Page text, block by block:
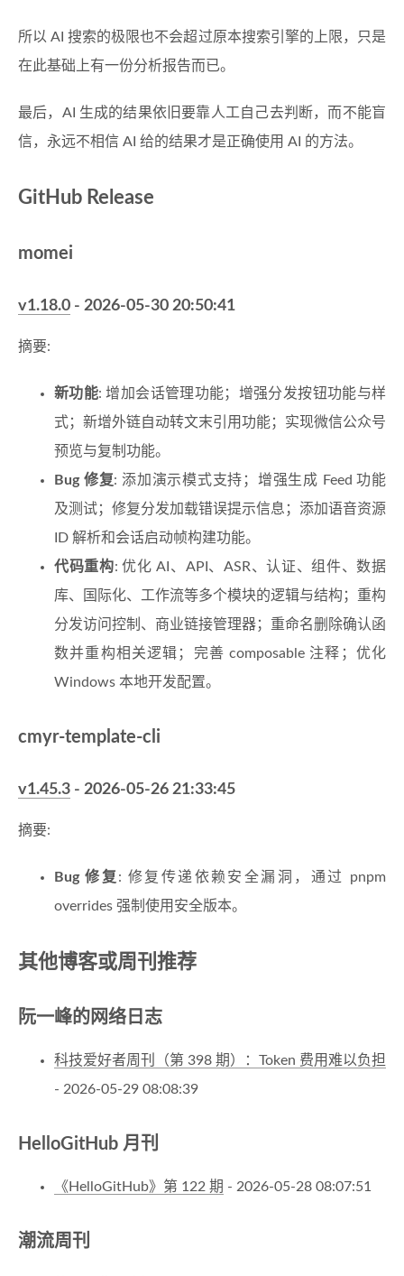
所以 AI 搜索的极限也不会超过原本搜索引擎的上限，只是
在此基础上有一份分析报告而已。
最后，AI 生成的结果依旧要靠人工自己去判断，而不能盲
信，永远不相信 AI 给的结果才是正确使用 AI 的方法。
GitHub Release
momei
v1.18.0 - 2026-05-30 20:50:41
摘要:
新功能: 增加会话管理功能；增强分发按钮功能与样
式；新增外链自动转文末引用功能；实现微信公众号
预览与复制功能。
Bug 修复: 添加演示模式支持；增强生成 Feed 功能
及测试；修复分发加载错误提示信息；添加语音资源
ID 解析和会话启动帧构建功能。
代码重构: 优化 AI、API、ASR、认证、组件、数据
库、国际化、工作流等多个模块的逻辑与结构；重构
分发访问控制、商业链接管理器；重命名删除确认函
数并重构相关逻辑；完善 composable 注释；优化
Windows 本地开发配置。
cmyr-template-cli
v1.45.3 - 2026-05-26 21:33:45
摘要:
Bug 修复 : 修复传递依赖安全漏洞，通过 pnpm
overrides 强制使用安全版本。
其他博客或周刊推荐
阮一峰的网络日志
科技爱好者周刊（第 398 期）：Token 费用难以负担
- 2026-05-29 08:08:39
HelloGitHub 月刊
《HelloGitHub》第 122 期 - 2026-05-28 08:07:51
潮流周刊